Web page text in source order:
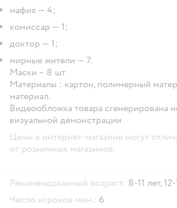
мафия — 4;
комиссар — 1;
доктор — 1;
мирные жители — 7.
Маски – 8 шт
Материалы : картон, полимерный
материал.
Видеообложка товара сгенерирована
визуальной демонстрации
Цены в интернет-магазине могут
от розничных магазинов.
Рекомендованный возраст: 8-11 лет,
Число игроков мин.: 6